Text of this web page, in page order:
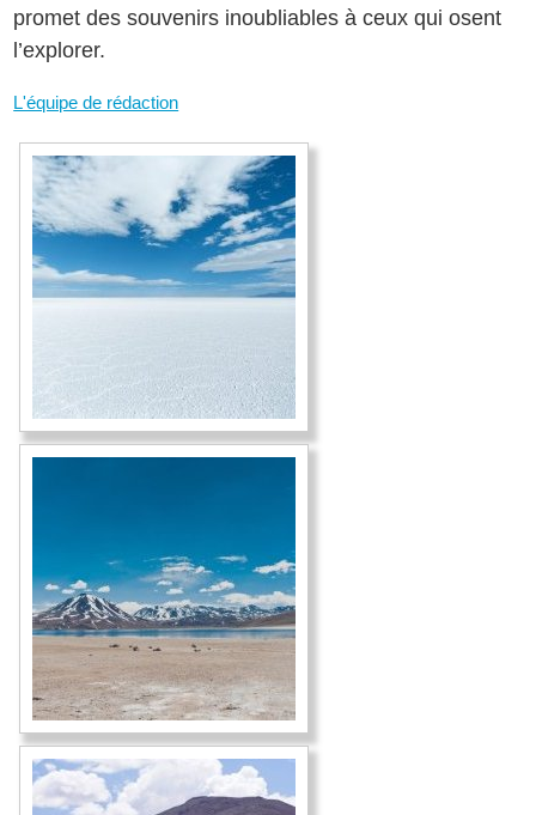
promet des souvenirs inoubliables à ceux qui osent
l’explorer.
L'équipe de rédaction